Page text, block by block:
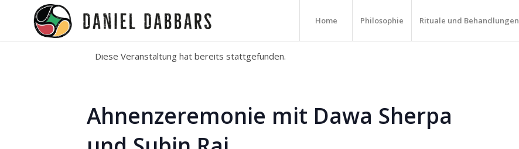
Home Philosophie Rituale und Behandlungen
Diese Veranstaltung hat bereits stattgefunden.
Ahnenzeremonie mit Dawa Sherpa